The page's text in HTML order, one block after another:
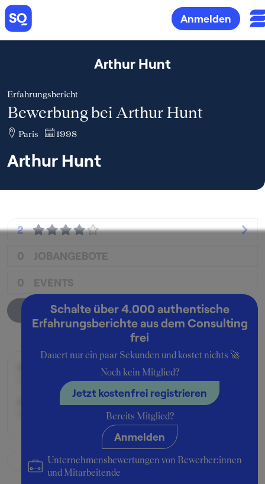
Anmelden
Arthur Hunt
Erfahrungsbericht
Bewerbung bei Arthur Hunt
Paris 1998
Arthur Hunt
2
0 JOBANGEBOTE
0 EVENTS
Unternehmensprofil
Schalte über 4.000 authentische
Erfahrungsberichte aus dem Consulting
frei
Dauert nur ein paar Sekunden und kostet nichts 🚀
Noch kein Mitglied?
Jetzt kostenfrei registrieren
Bereits Mitglied?
Anmelden
Unternehmensbewertungen von Bewerber:innen
und Mitarbeitende